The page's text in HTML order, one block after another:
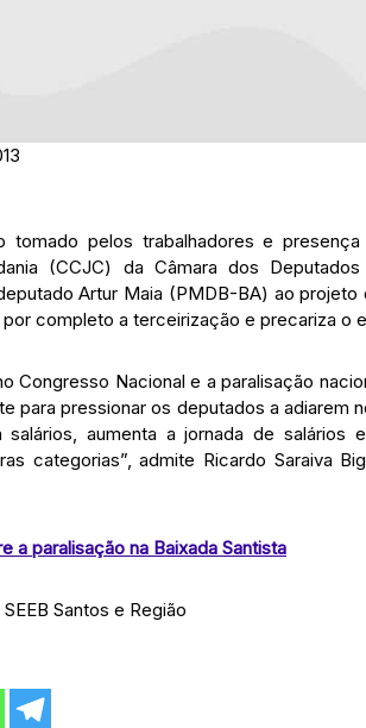
tomado pelos trabalhadores e
(CCJC) da Câmara dos
Artur Maia (PMDB-BA) ao
completo a terceirização e precariza o
Congresso Nacional e a paralisação
para pressionar os deputados a adiarem
salários, aumenta a jornada de
categorias”, admite Ricardo Saraiva
a paralisação na Baixada Santista
Santos e Região